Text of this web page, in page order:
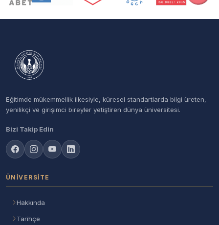
Eğitimde mükemmellik ilkesiyle, küresel standartlarda bilgi üreten,
yenilikçi ve girişimci bireyler yetiştiren dünya üniversitesi.
Bizi Takip Edin
ÜNIVERSITE
Hakkında
Tarihçe